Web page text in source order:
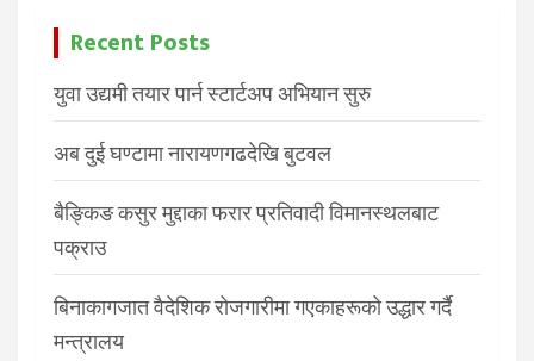
Recent Posts
युवा उद्यमी तयार पार्न स्टार्टअप अभियान सुरु
अब दुई घण्टामा नारायणगढदेखि बुटवल
बैङ्किङ कसुर मुद्दाका फरार प्रतिवादी विमानस्थलबाट
पक्राउ
बिनाकागजात वैदेशिक रोजगारीमा गएकाहरूको उद्धार गर्दै
मन्त्रालय